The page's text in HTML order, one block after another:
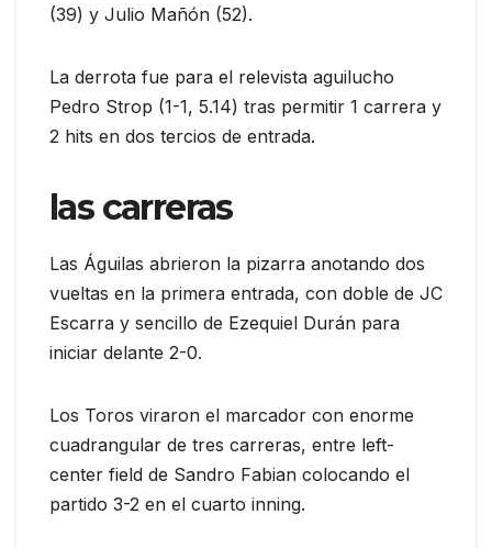
(39) y Julio Mañón (52).
La derrota fue para el relevista aguilucho
Pedro Strop (1-1, 5.14) tras permitir 1 carrera y
2 hits en dos tercios de entrada.
las carreras
Las Águilas abrieron la pizarra anotando dos
vueltas en la primera entrada, con doble de JC
Escarra y sencillo de Ezequiel Durán para
iniciar delante 2-0.
Los Toros viraron el marcador con enorme
cuadrangular de tres carreras, entre left-
center field de Sandro Fabian colocando el
partido 3-2 en el cuarto inning.